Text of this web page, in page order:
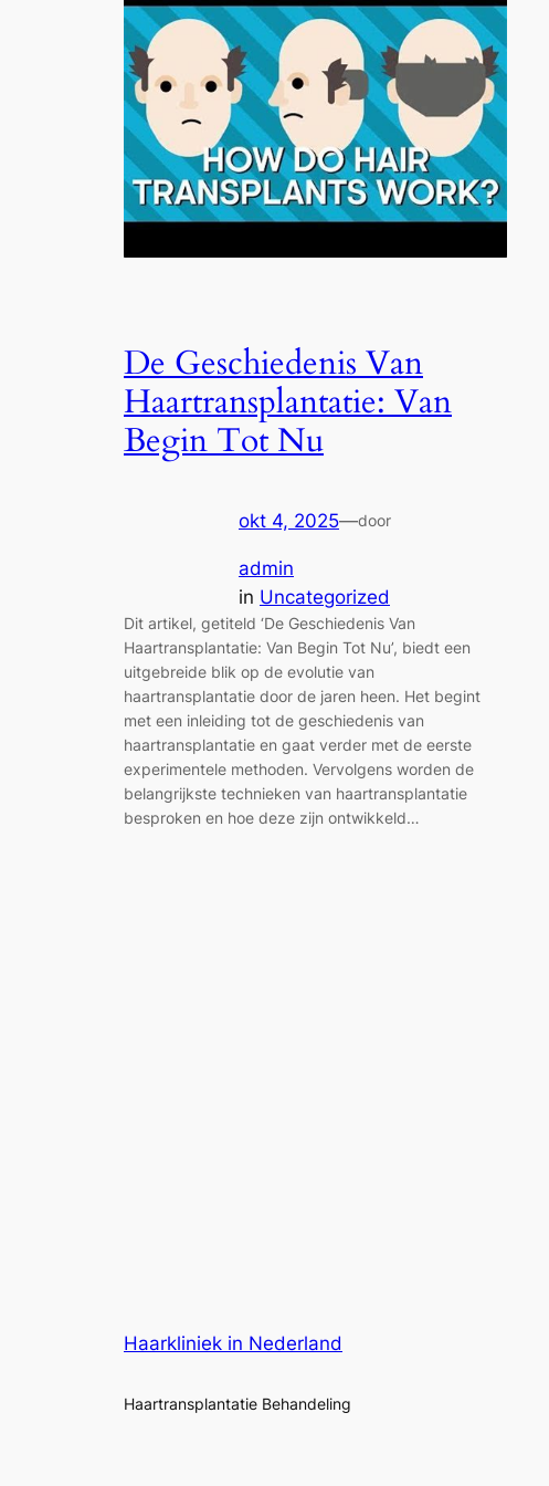
De Geschiedenis Van
Haartransplantatie: Van
Begin Tot Nu
okt 4, 2025—door
admin
in Uncategorized
Dit artikel, getiteld ‘De Geschiedenis Van
Haartransplantatie: Van Begin Tot Nu’, biedt een
uitgebreide blik op de evolutie van
haartransplantatie door de jaren heen. Het begint
met een inleiding tot de geschiedenis van
haartransplantatie en gaat verder met de eerste
experimentele methoden. Vervolgens worden de
belangrijkste technieken van haartransplantatie
besproken en hoe deze zijn ontwikkeld…
Haarkliniek in Nederland
Haartransplantatie Behandeling